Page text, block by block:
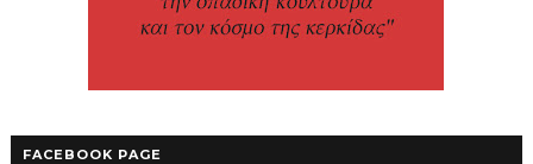
FACEBOOK PAGE